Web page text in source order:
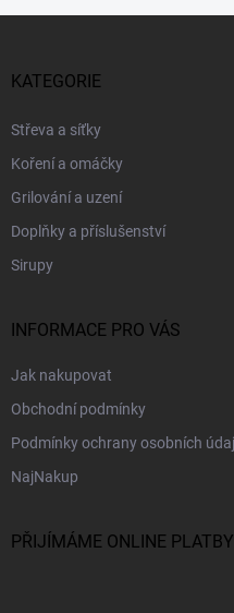
KATEGORIE
Střeva a síťky
Koření a omáčky
Grilování a uzení
Doplňky a příslušenství
Sirupy
INFORMACE PRO VÁS
Jak nakupovat
Obchodní podmínky
Podmínky ochrany osobních
NajNakup
PŘIJÍMÁME ONLINE PLATBY